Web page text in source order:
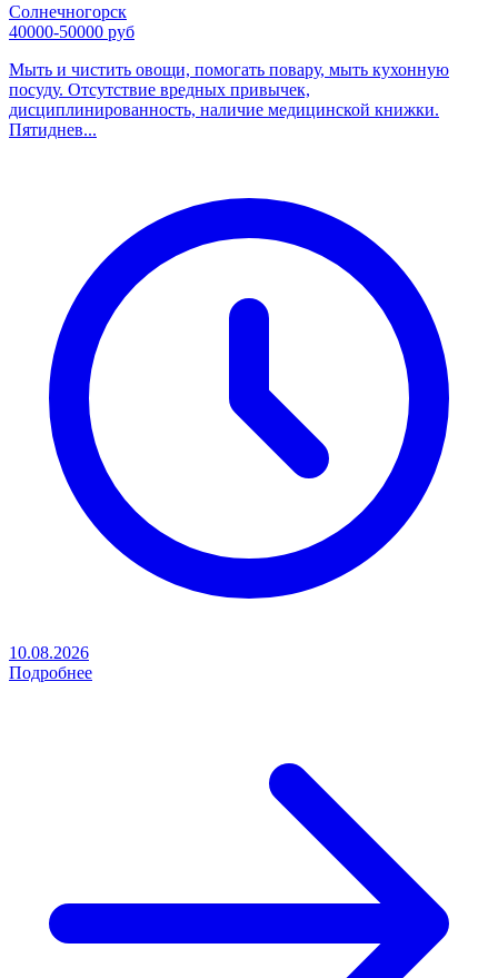
Солнечногорск
40000-50000 руб
Мыть и чистить овощи, помогать повару, мыть кухонную
посуду. Отсутствие вредных привычек,
дисциплинированность, наличие медицинской книжки.
Пятиднев...
10.08.2026
Подробнее